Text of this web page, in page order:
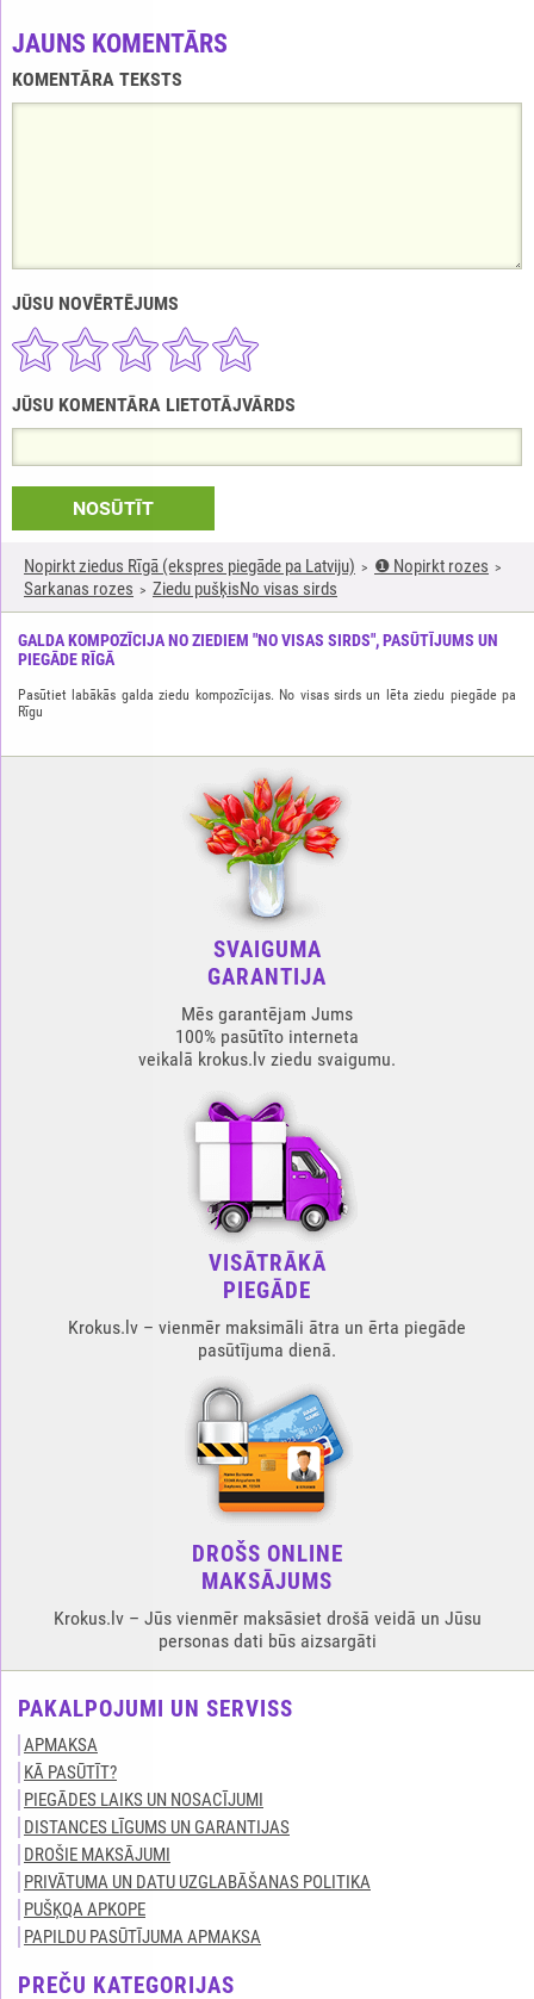
Nopirkt ziedus Rīgā (ekspres piegāde pa Latviju)
❶ Nopirkt rozes
Sarkanas rozes
Ziedu pušķisNo visas sirds
GALDA KOMPOZĪCIJA NO ZIEDIEM "NO VISAS SIRDS", PASŪTĪJUMS UN
PIEGĀDE RĪGĀ
Pasūtiet labākās galda ziedu kompozīcijas. No visas sirds un lēta ziedu piegāde pa
Rīgu
JAUNS KOMENTĀRS
KOMENTĀRA TEKSTS
JŪSU NOVĒRTĒJUMS
JŪSU KOMENTĀRA LIETOTĀJVĀRDS
NOSŪTĪT
SVAIGUMA
GARANTIJA
Mēs garantējam Jums
100% pasūtīto interneta
veikalā krokus.lv ziedu svaigumu.
VISĀTRĀKĀ
PIEGĀDE
Krokus.lv – vienmēr maksimāli ātra un ērta piegāde
pasūtījuma dienā.
DROŠS ONLINE
MAKSĀJUMS
Krokus.lv – Jūs vienmēr maksāsiet drošā veidā un Jūsu
personas dati būs aizsargāti
PAKALPOJUMI UN SERVISS
APMAKSA
KĀ PASŪTĪT?
PIEGĀDES LAIKS UN NOSACĪJUMI
DISTANCES LĪGUMS UN GARANTIJAS
DROŠIE MAKSĀJUMI
PRIVĀTUMA UN DATU UZGLABĀŠANAS POLITIKA
PUŠĶQA APKOPE
PAPILDU PASŪTĪJUMA APMAKSA
PREČU KATEGORIJAS